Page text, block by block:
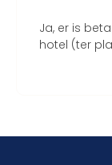
Ja, er is
hotel (ter